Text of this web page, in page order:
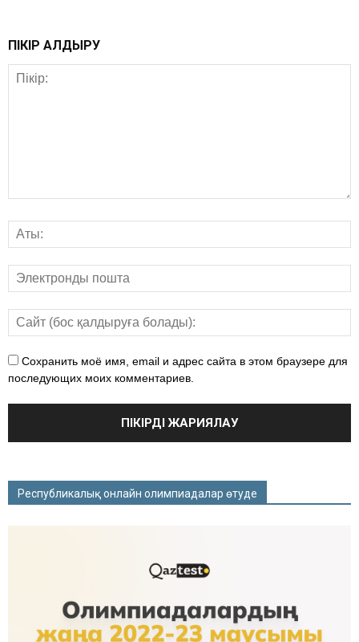
ПІКІР ҚАЛДЫРУ
Сохранить моё имя, email и адрес сайта в этом браузере для
последующих моих комментариев.
Республикалық онлайн олимпиадалар өтуде